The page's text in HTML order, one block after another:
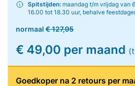
Spitstijden: maandag t/m vrijdag van
16.00 tot 18.30 uur, behalve
normaal € 127,95
€ 49,00 per maand
Goedkoper na 2 retours per